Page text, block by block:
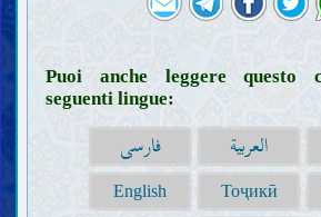
Puoi anche leggere questo
seguenti lingue:
فارسی العربية
English Тоҷикӣ